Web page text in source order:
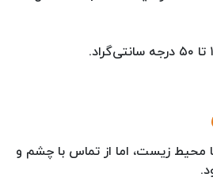
محیط زیست، اما از تماس با چشم و